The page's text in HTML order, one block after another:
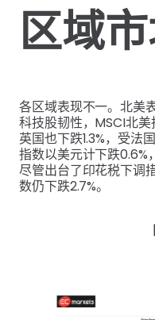
区域
各区域表现不一。北美
科技股韧性，MSCI北美
英国也下跌1.3%，受法
指数以美元计下跌0.6%
尽管出台了印花税下调
数仍下跌2.7%。